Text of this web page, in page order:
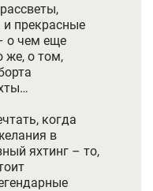
прекрасные
о чем еще
же, о том,
когда
в
яхтинг – то,